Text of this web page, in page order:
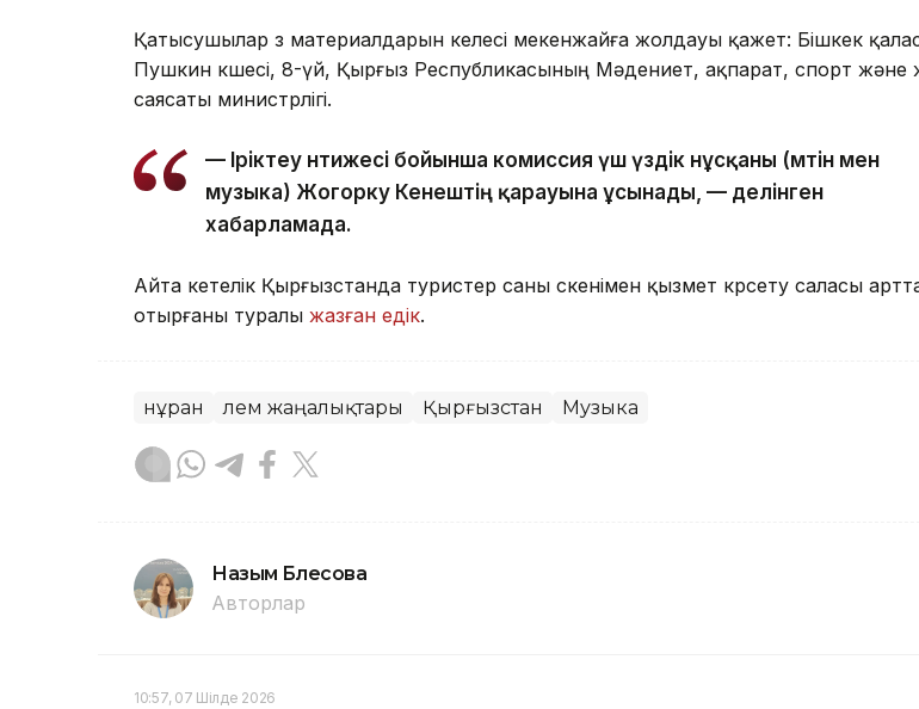
Қатысушылар өз материалдарын келесі мекенжайға жолдауы қажет: Бішкек
Пушкин көшесі, 8-үй, Қырғыз Республикасының Мәдениет, ақпарат, спорт және
саясаты министрлігі.
— Іріктеу нәтижесі бойынша комиссия үш үздік нұсқаны (мәтін мен
музыка) Жогорку Кенештің қарауына ұсынады, — делінген
хабарламада.
Айта кетелік Қырғызстанда туристер саны өскенімен қызмет көрсету саласы
отырғаны туралы жазған едік.
Әнұран Әлем жаңалықтары Қырғызстан Музыка
Назым Бөлесова
Авторлар
10:57, 07 Шілде 2026